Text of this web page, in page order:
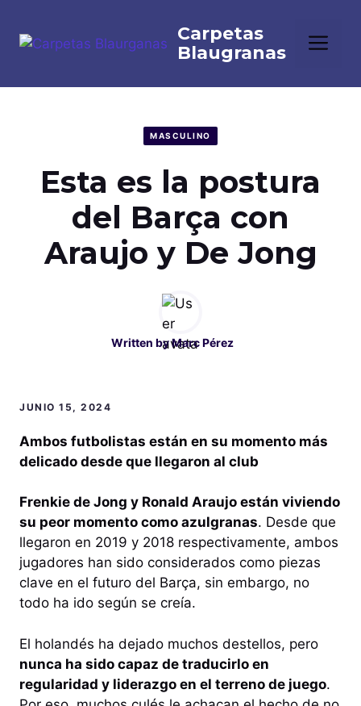
contenido
MASCULINO
Esta es la postura
del Barça con
Araujo y De Jong
Written byMarc Pérez
JUNIO 15, 2024
Ambos futbolistas están en su momento más
delicado desde que llegaron al club
Frenkie de Jong y Ronald Araujo están viviendo
su peor momento como azulgranas. Desde que
llegaron en 2019 y 2018 respectivamente, ambos
jugadores han sido considerados como piezas
clave en el futuro del Barça, sin embargo, no
todo ha ido según se creía.
El holandés ha dejado muchos destellos, pero
nunca ha sido capaz de traducirlo en
regularidad y liderazgo en el terreno de juego.